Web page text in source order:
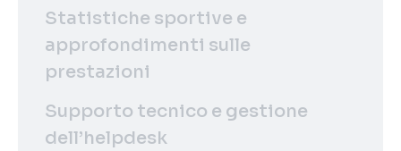
Statistiche sportive e
approfondimenti sulle
prestazioni
Supporto tecnico e gestione
dell’helpdesk